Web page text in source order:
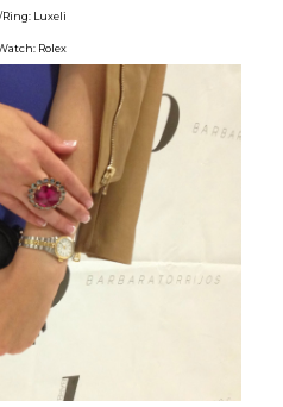
Luxeli
Rolex